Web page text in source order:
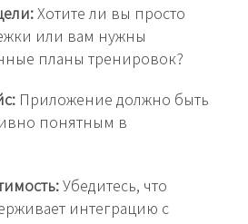
Хотите ли вы просто
или вам нужны
планы тренировок?
Приложение должно быть
понятным в
Убедитесь, что
интеграцию с